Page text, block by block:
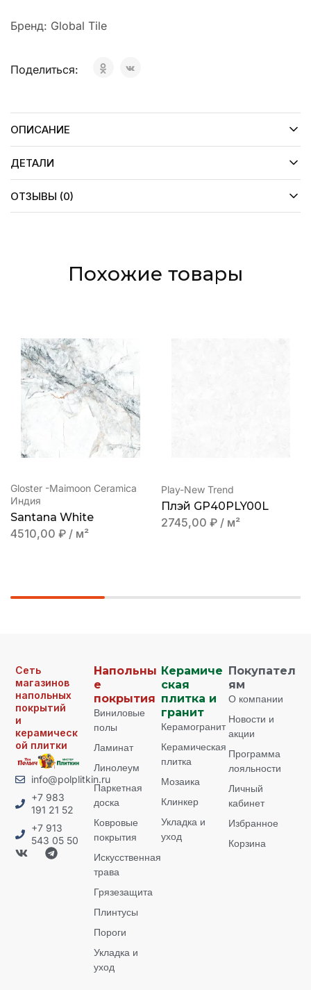
Бренд: Global Tile
Поделиться:
ОПИСАНИЕ
ДЕТАЛИ
ОТЗЫВЫ (0)
Похожие товары
Gloster -Maimoon Ceramica
Индия
Santana White
4510,00 ₽ / м²
Play-New Trend
Плэй GP40PLY00L
2745,00 ₽ / м²
Сеть
магазинов
напольных
покрытий
и
керамическ
ой плитки
info@polplitkin.ru
+7 983
191 21 52
+7 913
543 05 50
Напольны
е
покрытия
Виниловые
полы
Ламинат
Линолеум
Паркетная
доска
Ковровые
покрытия
Искусственная
трава
Грязезащита
Плинтусы
Пороги
Укладка и
уход
Керамиче
ская
плитка и
гранит
Керамогранит
Керамическая
плитка
Мозаика
Клинкер
Укладка и
уход
Покупател
ям
О компании
Новости и
акции
Программа
лояльности
Личный
кабинет
Избранное
Корзина